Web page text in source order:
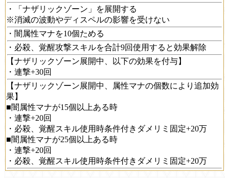
・「ナザリックゾーン」を展開する
※消滅の波動やディスペルの影響を受けない
・闇属性マナを10個ためる
・必殺、覚醒攻撃スキルを合計9回使用すると効果解除
【ナザリックゾーン展開中、以下の効果を付与】
・連撃+30回
【ナザリックゾーン展開中、属性マナの個数により追加効
果】
■闇属性マナが15個以上ある時
・連撃+20回
・必殺、覚醒スキル使用時条件付きダメリミ固定+20万
■闇属性マナが25個以上ある時
・連撃+20回
・必殺、覚醒スキル使用時条件付きダメリミ固定+20万